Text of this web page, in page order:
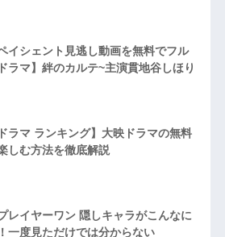
イシェント見逃し動画を無料でフル
ラマ】絆のカルテ~主演貫地谷しほり
ラマ ランキング】大映ドラマの無料
しむ方法を徹底解説
レイヤーワン 隠しキャラがこんなに
一度見ただけでは分からない